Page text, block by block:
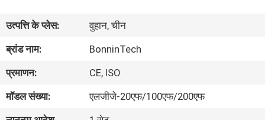
वीडियो
बारे
में
उत्पत्ति के प्लेस:
वुहान, चीन
ब्रांड नाम:
BonninTech
प्रमाणन:
CE, ISO
मॉडल संख्या:
एलजीजे-20एफ/100एफ/200एफ